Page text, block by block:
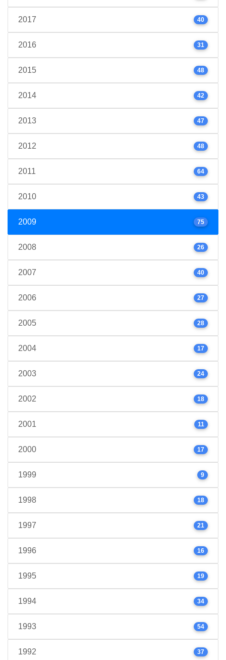
2017 40
2016 31
2015 48
2014 42
2013 47
2012 48
2011 64
2010 43
2009 75
2008 26
2007 40
2006 27
2005 28
2004 17
2003 24
2002 18
2001 11
2000 17
1999 9
1998 18
1997 21
1996 16
1995 19
1994 34
1993 54
1992 37